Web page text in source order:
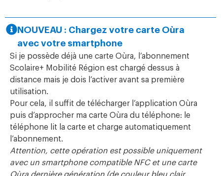
NOUVEAU : Chargez votre carte Oùra
avec votre smartphone
Si je possède déjà une carte Oùra, l’abonnement
Scolaire+ Mobilité Région est chargé dessus à
distance mais je dois l’activer avant sa première
utilisation.
Pour cela, il suffit de télécharger l’application Oùra
puis d’approcher ma carte Oùra du téléphone: le
téléphone lit la carte et charge automatiquement
l’abonnement.
Attention, cette opération est possible uniquement
avec un smartphone compatible NFC et une carte